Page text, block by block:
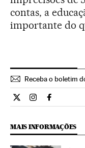
contas, a
importante do
Receba o boletim
Cultura El País
Cultura El País
Cultura El
MAIS INFORMAÇÕES